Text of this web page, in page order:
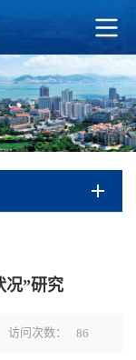
况”研究
访问次数： 86